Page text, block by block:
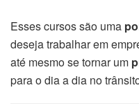
Esses cursos são uma
deseja trabalhar em
até mesmo se tornar um
para o dia a dia no